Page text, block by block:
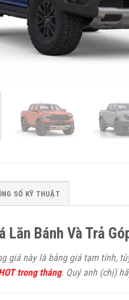
SỐ KỸ THUẬT
Lăn Bánh Và Trả
giá này là bảng giá tạm tính,
trong tháng. Quý anh (chị)